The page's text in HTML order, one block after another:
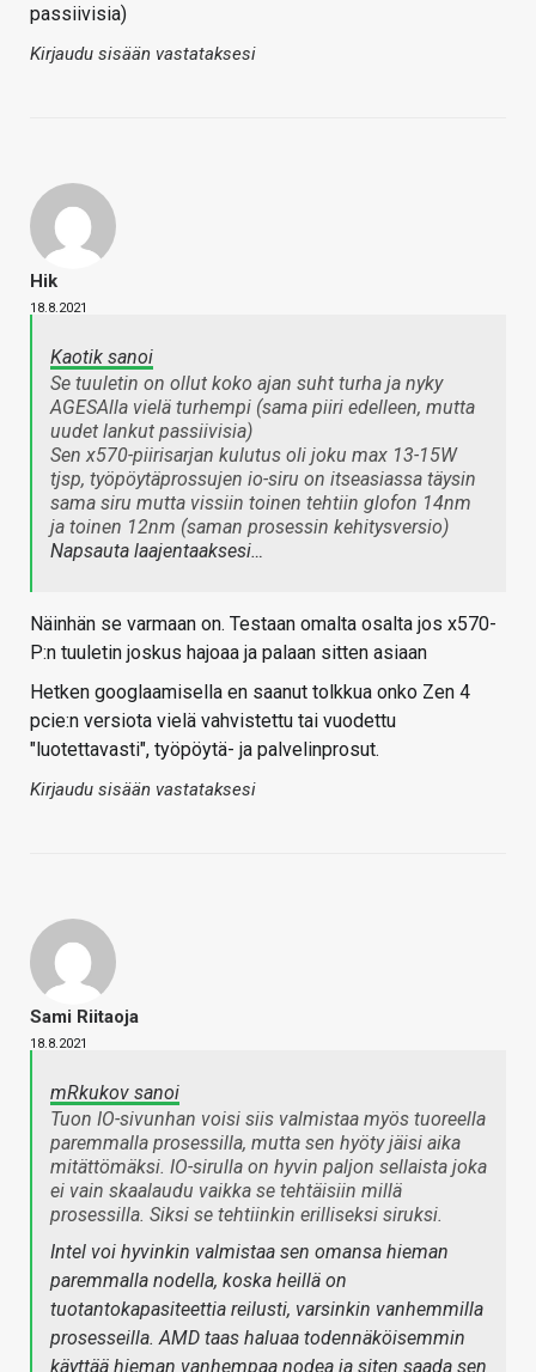
passiivisia)
Kirjaudu sisään vastataksesi
Hik
18.8.2021
Kaotik sanoi
Se tuuletin on ollut koko ajan suht turha ja nyky
AGESAlla vielä turhempi (sama piiri edelleen, mutta
uudet lankut passiivisia)
Sen x570-piirisarjan kulutus oli joku max 13-15W
tjsp, työpöytäprossujen io-siru on itseasiassa täysin
sama siru mutta vissiin toinen tehtiin glofon 14nm
ja toinen 12nm (saman prosessin kehitysversio)
Napsauta laajentaaksesi…
Näinhän se varmaan on. Testaan omalta osalta jos x570-
P:n tuuletin joskus hajoaa ja palaan sitten asiaan
Hetken googlaamisella en saanut tolkkua onko Zen 4
pcie:n versiota vielä vahvistettu tai vuodettu
"luotettavasti", työpöytä- ja palvelinprosut.
Kirjaudu sisään vastataksesi
Sami Riitaoja
18.8.2021
mRkukov sanoi
Tuon IO-sivunhan voisi siis valmistaa myös tuoreella
paremmalla prosessilla, mutta sen hyöty jäisi aika
mitättömäksi. IO-sirulla on hyvin paljon sellaista joka
ei vain skaalaudu vaikka se tehtäisiin millä
prosessilla. Siksi se tehtiinkin erilliseksi siruksi.
Intel voi hyvinkin valmistaa sen omansa hieman
paremmalla nodella, koska heillä on
tuotantokapasiteettia reilusti, varsinkin vanhemmilla
prosesseilla. AMD taas haluaa todennäköisemmin
käyttää hieman vanhempaa nodea ja siten saada sen